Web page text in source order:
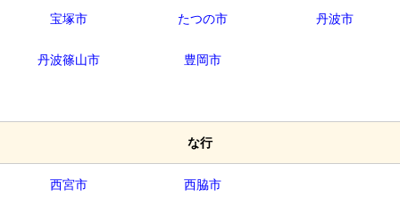
宝塚市 たつの市 丹波市
丹波篠山市 豊岡市
な行
西宮市 西脇市